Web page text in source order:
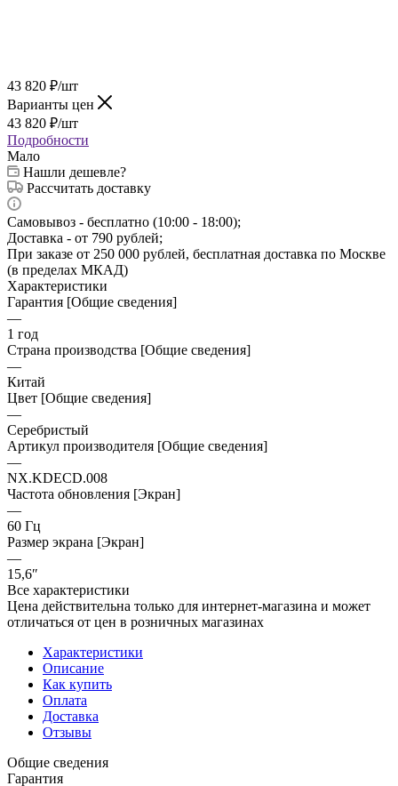
43 820 ₽/шт
Варианты цен
43 820 ₽/шт
Подробности
Мало
Нашли дешевле?
Рассчитать доставку
Самовывоз - бесплатно (10:00 - 18:00);
Доставка - от 790 рублей;
При заказе от 250 000 рублей, бесплатная доставка по Москве
(в пределах МКАД)
Характеристики
Гарантия [Общие сведения]
—
1 год
Страна производства [Общие сведения]
—
Китай
Цвет [Общие сведения]
—
Серебристый
Артикул производителя [Общие сведения]
—
NX.KDECD.008
Частота обновления [Экран]
—
60 Гц
Размер экрана [Экран]
—
15,6″
Все характеристики
Цена действительна только для интернет-магазина и может
отличаться от цен в розничных магазинах
Характеристики
Описание
Как купить
Оплата
Доставка
Отзывы
Общие сведения
Гарантия